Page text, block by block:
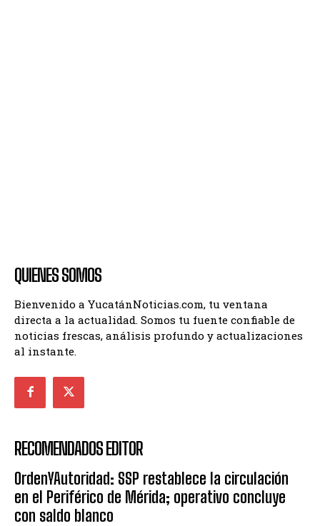
QUIENES SOMOS
Bienvenido a YucatánNoticias.com, tu ventana
directa a la actualidad. Somos tu fuente confiable de
noticias frescas, análisis profundo y actualizaciones
al instante.
RECOMENDADOS EDITOR
OrdenYAutoridad: SSP restablece la circulación
en el Periférico de Mérida; operativo concluye
con saldo blanco